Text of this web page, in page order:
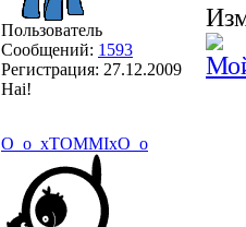
Пользователь
Сообщений: 1593
Регистрация: 27.12.2009
Hai!
O_o_xTOMMIxO_o